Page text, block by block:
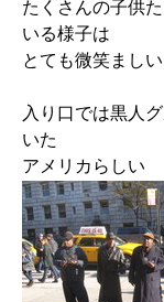
たくさんの子供
いる様子は
とても微笑ましい
入り口では黒人
いた
アメリカらしい